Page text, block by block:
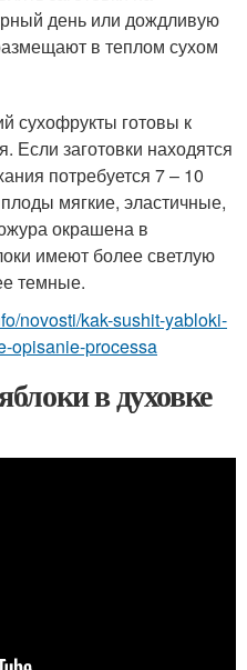
день или дождливую
в теплом сухом
сухофрукты готовы к
Если заготовки находятся
потребуется 7 – 10
мягкие, эластичные,
окрашена в
имеют более светлую
темные.
novosti/kak-sushit-yabloki-
opisanie-processa
в духовке